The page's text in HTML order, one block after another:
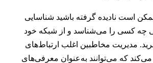
نادیده گرفته باشید شناسایی
کسی را می‌شناسد و از شبکه خود
مدیریت مخاطبین اغلب ارتباط‌های
که می‌توانند به‌عنوان معرفی‌های